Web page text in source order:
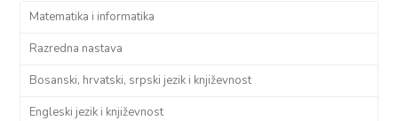
Matematika i informatika
Razredna nastava
Bosanski, hrvatski, srpski jezik i književnost
Engleski jezik i književnost